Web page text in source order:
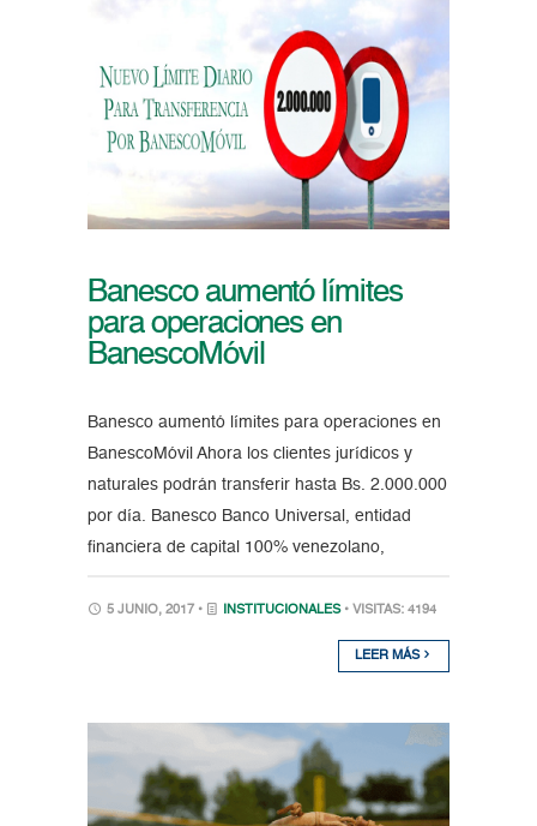
Banesco aumentó límites
para operaciones en
BanescoMóvil
Banesco aumentó límites para operaciones en
BanescoMóvil Ahora los clientes jurídicos y
naturales podrán transferir hasta Bs. 2.000.000
por día. Banesco Banco Universal, entidad
financiera de capital 100% venezolano,
5 JUNIO, 2017 • INSTITUCIONALES • VISITAS: 4194
LEER MÁS